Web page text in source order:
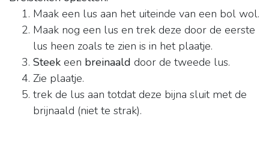
Maak een lus aan het uiteinde van een bol wol.
Maak nog een lus en trek deze door de eerste
lus heen zoals te zien is in het plaatje.
Steek een breinaald door de tweede lus.
Zie plaatje.
trek de lus aan totdat deze bijna sluit met de
brijnaald (niet te strak).